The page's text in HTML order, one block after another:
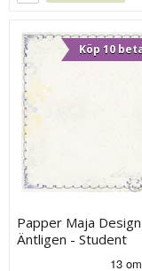
Köp 10
Papper Maja
Äntligen - Student